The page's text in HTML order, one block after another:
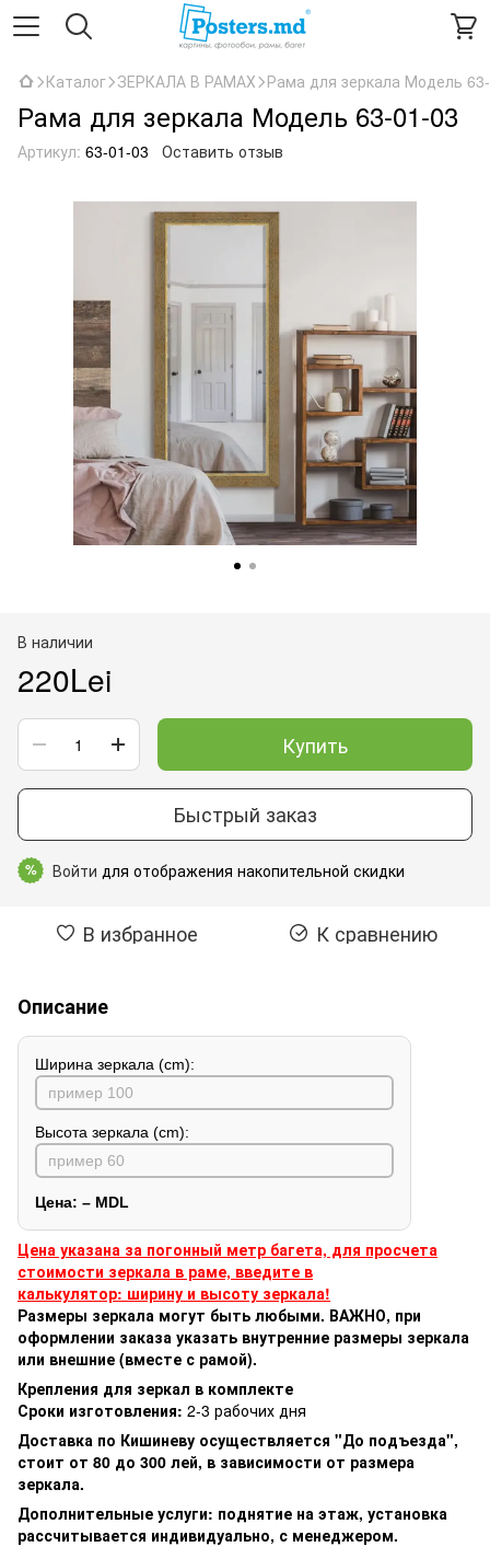
Каталог ЗЕРКАЛА В РАМАХ Рама для зеркала Модель
Рама для зеркала Модель 63-01-03
Артикул: 63-01-03 Оставить отзыв
В наличии
220Lei
Купить
Быстрый заказ
% Войти для отображения накопительной скидки
В избранное К сравнению
Описание
Ширина зеркала (cm):
Высота зеркала (cm):
Цена: – MDL
Цена указана за погонный метр багета, для просчета
стоимости зеркала в раме, введите в
калькулятор: ширину и высоту зеркала!
Размеры зеркала могут быть любыми. ВАЖНО, при
оформлении заказа указать внутренние размеры зеркала
или внешние (вместе с рамой).
Крепления для зеркал в комплекте
Сроки изготовления: 2-3 рабочих дня
Доставка по Кишиневу осуществляется "До подъезда",
стоит от 80 до 300 лей, в зависимости от размера
зеркала.
Дополнительные услуги: поднятие на этаж, установка
рассчитывается индивидуально, с менеджером.